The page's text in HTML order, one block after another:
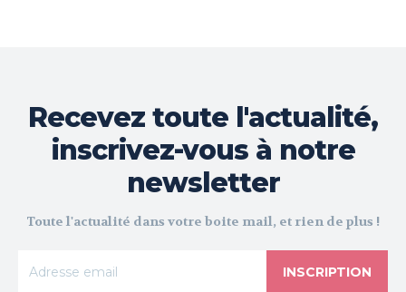
Recevez toute l'actualité,
inscrivez-vous à notre
newsletter
Toute l'actualité dans votre boite mail, et rien de plus !
INSCRIPTION